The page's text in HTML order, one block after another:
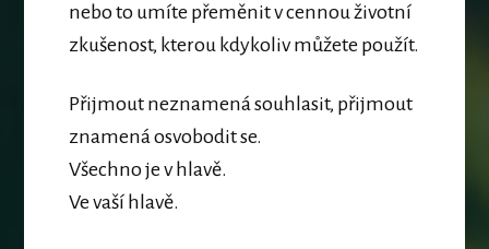
nebo to umíte přeměnit v cennou životní
zkušenost, kterou kdykoliv můžete použít.
Přijmout neznamená souhlasit, přijmout
znamená osvobodit se.
Všechno je v hlavě.
Ve vaší hlavě.